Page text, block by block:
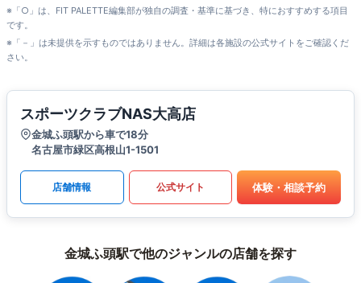
※「○」は、FIT PALETTE編集部が独自の調査・基準に基づき、特におすすめする項目
です。
※「－」は未提供を示すものではありません。詳細は各施設の公式サイトをご確認くだ
さい。
スポーツクラブNAS大高店
金城ふ頭駅から車で18分
名古屋市緑区高根山1-1501
店舗情報 公式サイト 体験・相談予約
金城ふ頭駅で他のジャンルの店舗を探す